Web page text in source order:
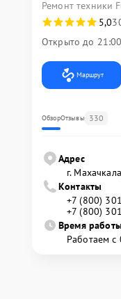
Ремонт техники
5,0
Открыто до 21:00
Маршрут
ОбзорОтзывы 330
Адрес
г.
Контакты
+7 (800)
+7 (800)
Время работы
Работаем